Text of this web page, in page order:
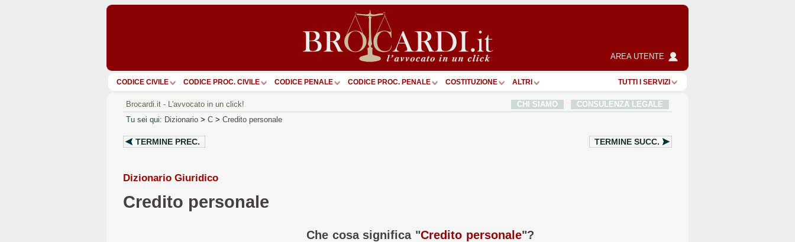
AREA UTENTE
CODICE CIVILE CODICE PROC. CIVILE CODICE PENALE CODICE PROC. PENALE COSTITUZIONE ALTRI TUTTI I SERVIZI
Brocardi.it - L'avvocato in un click! CHI SIAMO
CONSULENZA LEGALE
Tu sei qui: Dizionario > C > Credito personale
TERMINE PREC. TERMINE SUCC.
Dizionario Giuridico
Credito personale
Che cosa significa "Credito personale"?